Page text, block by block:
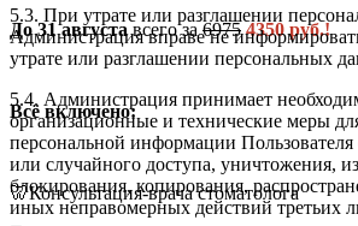
До 31 августавсего за6975 4350 руб.!
Всё включено:
🦷Консультация-врача стоматолога
5.3. При утрате или разглашении
Администрация вправе не
утрате или разглашении персональных
5.4. Администрация принимает
организационные и технические меры
персональной информации
или случайного доступа, уничтожения,
блокирования, копирования,
иных неправомерных действий третьих